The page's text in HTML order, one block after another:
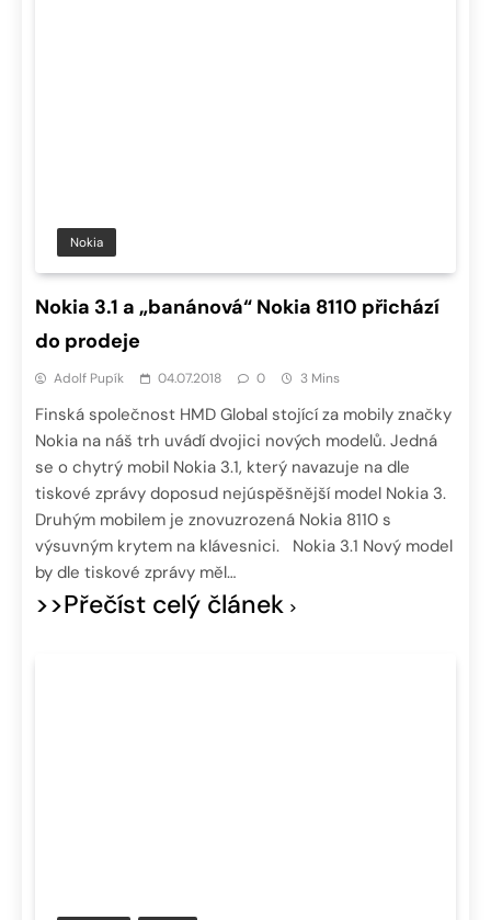
Nokia
Nokia 3.1 a „banánová“ Nokia 8110 přichází
do prodeje
Adolf Pupík 04.07.2018 0 3 Mins
Finská společnost HMD Global stojící za mobily značky
Nokia na náš trh uvádí dvojici nových modelů. Jedná
se o chytrý mobil Nokia 3.1, který navazuje na dle
tiskové zprávy doposud nejúspěšnější model Nokia 3.
Druhým mobilem je znovuzrozená Nokia 8110 s
výsuvným krytem na klávesnici. Nokia 3.1 Nový model
by dle tiskové zprávy měl…
>>Přečíst celý článek